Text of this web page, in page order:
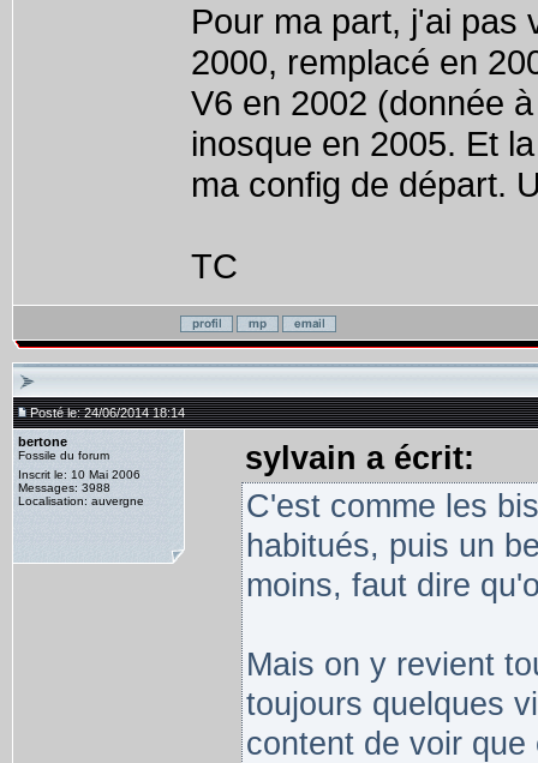
Pour ma part, j'ai pas
2000, remplacé en
V6 en 2002 (donnée
inosque en 2005. Et
ma config de départ.
TC
Posté le: 24/06/2014 18:14
bertone
Fossile du forum
Inscrit le: 10 Mai 2006
Messages: 3988
Localisation: auvergne
sylvain a écrit:
C'est comme les
habitués, puis un
moins, faut dire
Mais on y revient
toujours quelques
content de voir